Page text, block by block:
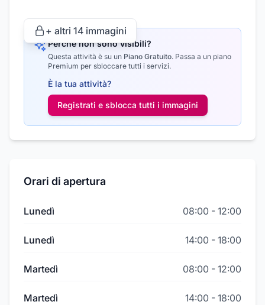
+ altri 14 immagini
Perché non sono visibili?
Questa attività è su un Piano Gratuito. Passa a un piano
Premium per sbloccare tutti i servizi.
È la tua attività?
Registrati e sblocca tutti i immagini
Orari di apertura
Lunedì 08:00 - 12:00
Lunedì 14:00 - 18:00
Martedì 08:00 - 12:00
Martedì 14:00 - 18:00